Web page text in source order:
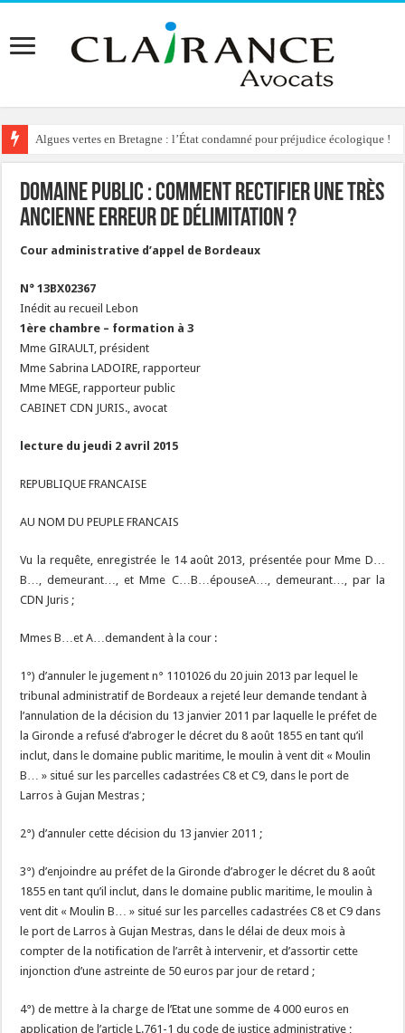
Algues vertes en Bretagne : l’État condamné pour préjudice écologique !
Reconstruction de chalets d’alpage : le préfet condamné à délivrer
Domaine public : comment rectifier une très
ancienne erreur de délimitation ?
Cour administrative d’appel de Bordeaux
N° 13BX02367
Inédit au recueil Lebon
1ère chambre – formation à 3
Mme GIRAULT, président
Mme Sabrina LADOIRE, rapporteur
Mme MEGE, rapporteur public
CABINET CDN JURIS., avocat
lecture du jeudi 2 avril 2015
REPUBLIQUE FRANCAISE
AU NOM DU PEUPLE FRANCAIS
Vu la requête, enregistrée le 14 août 2013, présentée pour Mme D…
B…, demeurant…, et Mme C…B…épouseA…, demeurant…, par la
CDN Juris ;
Mmes B…et A…demandent à la cour :
1°) d’annuler le jugement n° 1101026 du 20 juin 2013 par lequel le
tribunal administratif de Bordeaux a rejeté leur demande tendant à
l’annulation de la décision du 13 janvier 2011 par laquelle le préfet de
la Gironde a refusé d’abroger le décret du 8 août 1855 en tant qu’il
inclut, dans le domaine public maritime, le moulin à vent dit « Moulin
B… » situé sur les parcelles cadastrées C8 et C9, dans le port de
Larros à Gujan Mestras ;
2°) d’annuler cette décision du 13 janvier 2011 ;
3°) d’enjoindre au préfet de la Gironde d’abroger le décret du 8 août
1855 en tant qu’il inclut, dans le domaine public maritime, le moulin à
vent dit « Moulin B… » situé sur les parcelles cadastrées C8 et C9 dans
le port de Larros à Gujan Mestras, dans le délai de deux mois à
compter de la notification de l’arrêt à intervenir, et d’assortir cette
injonction d’une astreinte de 50 euros par jour de retard ;
4°) de mettre à la charge de l’Etat une somme de 4 000 euros en
application de l’article L.761-1 du code de justice administrative ;